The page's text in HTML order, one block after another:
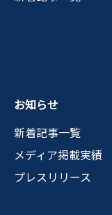
お知らせ
新着記事一覧
メディア掲載実績
プレスリリース